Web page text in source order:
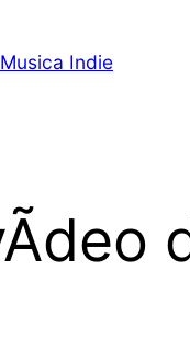
Indie